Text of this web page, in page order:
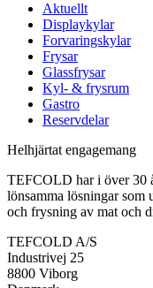
Aktuellt
Displaykylar
Forvaringskylar
Frysar
Glassfrysar
Kyl- & frysrum
Gastro
Reservdelar
Helhjärtat engagemang
TEFCOLD har i över 30
lönsamma lösningar
och frysning av mat och
TEFCOLD A/S
Industrivej 25
8800 Viborg